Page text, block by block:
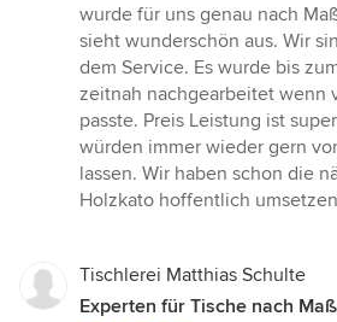
von
5
Sternen
wurde für uns genau nach
sieht wunderschön aus. Wir
dem Service. Es wurde bis
zeitnah nachgearbeitet wenn
passte. Preis Leistung ist
würden immer wieder gern
lassen. Wir haben schon die
Holzkato hoffentlich
Tischlerei Matthias Schulte
Experten für Tische nach